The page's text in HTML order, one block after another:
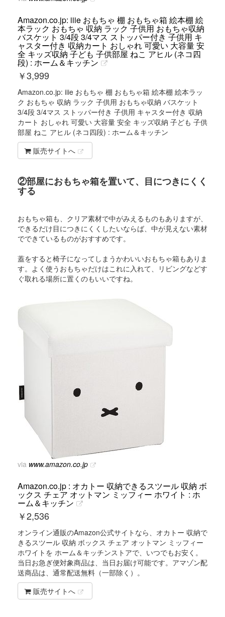
Amazon.co.jp: iiie おもちゃ 棚 おもちゃ箱 絵本棚 絵
本ラック おもちゃ 収納 ラック 子供用 おもちゃ収納
バスケット 3/4段 3/4マス ストッパー付き 子供用 キ
ャスター付き 収納カート おしゃれ 可愛い 大容量 安
全 キッズ収納 子ども 子供部屋 ねこ アヒル (ネコ四
段) : ホーム＆キッチン
￥3,999
Amazon.co.jp: iiie おもちゃ 棚 おもちゃ箱 絵本棚 絵本ラッ
ク おもちゃ 収納 ラック 子供用 おもちゃ収納 バスケット
3/4段 3/4マス ストッパー付き 子供用 キャスター付き 収納
カート おしゃれ 可愛い 大容量 安全 キッズ収納 子ども 子供
部屋 ねこ アヒル (ネコ四段) : ホーム＆キッチン
販売サイトへ
②部屋におもちゃ箱を置いて、目につきにくく
する
おもちゃ箱も、クリア素材で中がみえるものもありますが、
できるだけ目につきにくくしたいならば、中が見えない素材
でできているものがおすすめです。
蓋をすると椅子になってしまうかわいいおもちゃ箱もありま
す。よく使うおもちゃだけはこれに入れて、リビングなどす
ぐ取れる場所に置くのもいいですね。
via www.amazon.co.jp
Amazon.co.jp : オカトー 収納できるスツール 収納 ボ
ックス チェア オットマン ミッフィー ホワイト : ホ
ーム＆キッチン
￥2,536
オンライン通販のAmazon公式サイトなら、オカトー 収納で
きるスツール 収納 ボックス チェア オットマン ミッフィー
ホワイトを ホーム＆キッチンストアで、いつでもお安く。
当日お急ぎ便対象商品は、当日お届け可能です。アマゾン配
送商品は、通常配送無料（一部除く）。
販売サイトへ